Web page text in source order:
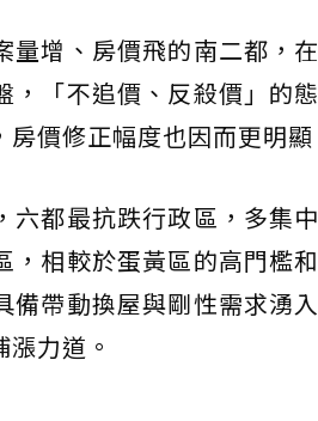
增、房價飛的南二都，
「不追價、反殺價」的
價修正幅度也因而更明顯
都最抗跌行政區，多集
相較於蛋黃區的高門檻
備帶動換屋與剛性需求湧
力道。